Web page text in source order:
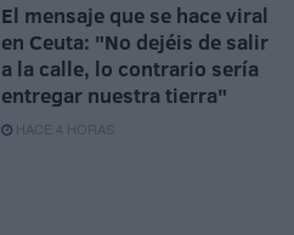
El mensaje que se hace viral
en Ceuta: "No dejéis de salir
a la calle, lo contrario sería
entregar nuestra tierra"
HACE 4 HORAS